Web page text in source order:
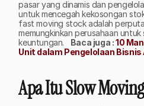
pasar yang dinamis dan
untuk mencegah kekosongan
fast moving stock adalah
memungkinkan perusahaan
keuntungan. Baca juga : 10
Unit dalam Pengelolaan Bisnis
Apa Itu Slow